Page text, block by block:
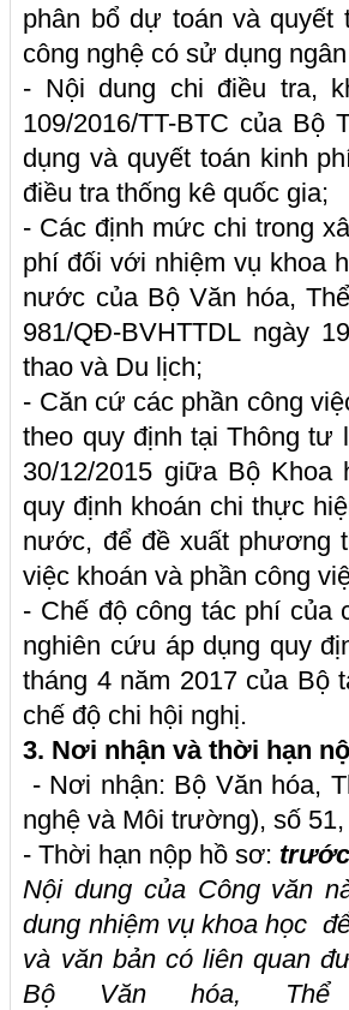
phân bổ dự toán và quyết
công nghệ có sử dụng
- Nội dung chi điều tra,
109/2016/TT-BTC của
dụng và quyết toán kinh
điều tra thống kê quốc gia;
- Các định mức chi trong
phí đối với nhiệm vụ khoa
nước của Bộ Văn hóa,
981/QĐ-BVHTTDL ngày
thao và Du lịch;
- Căn cứ các phần công
theo quy định tại Thông tư
30/12/2015 giữa Bộ
quy định khoán chi thực
nước, để đề xuất phương
việc khoán và phần công
- Chế độ công tác phí của
nghiên cứu áp dụng quy
tháng 4 năm 2017 của Bộ
chế độ chi hội nghị.
3. Nơi nhận và thời hạn
- Nơi nhận: Bộ Văn hóa,
nghệ và Môi trường), số
- Thời hạn nộp hồ sơ: trước
Nội dung của Công văn
dung nhiệm vụ khoa học
và văn bản có liên quan
Bộ Văn hóa,